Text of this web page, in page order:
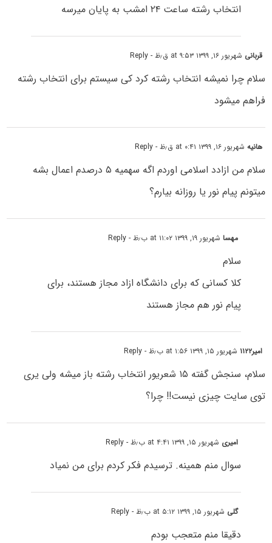
انتخاب رشته ساعت ۲۴ امشب به پایان میرسه
قربانی شهریور ۱۶, ۱۳۹۹ at ۹:۵۳ ق٫ظ - Reply
سلام چرا نمیشه انتخاب رشته کرد کی سیستم برای انتخاب رشته
فراهم میشود
هانیهشهریور ۱۶, ۱۳۹۹ at ۰:۴۱ ق٫ظ - Reply
سلام من ازادد اسلامی اوردم اگه سهمیه ۵ درصدم اعمال بشه
میتونم پیام نور یا روزانه بیارم؟
مهساشهریور ۱۹, ۱۳۹۹ at ۱۱:۰۲ ب٫ظ - Reply
سلام
کلا کسانی که برای دانشگاه ازاد مجاز هستند، برای
پیام نور هم مجاز هستند
امیر۱۱۲۲ شهریور ۱۵, ۱۳۹۹ at ۱:۵۶ ب٫ظ - Reply
سلام، سنجش گفته ۱۵ شعریور انتخاب رشته باز میشه ولی یری
توی سایت چیزی نیست!! چرا؟
امیری شهریور ۱۵, ۱۳۹۹ at ۴:۴۱ ب٫ظ - Reply
سوال منم همینه. ترسیدم فکر کردم برای من نمیاد
گلی شهریور ۱۵, ۱۳۹۹ at ۵:۱۲ ب٫ظ - Reply
دقیقا منم متعجب بودم